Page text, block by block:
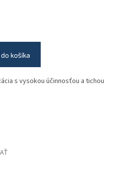
košíka
s vysokou účinnosťou a tichou